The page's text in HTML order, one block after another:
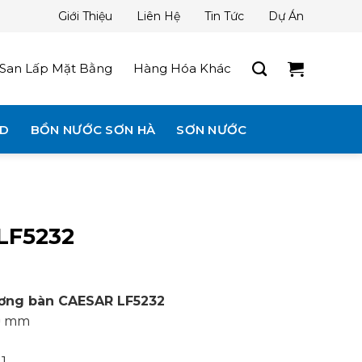
Giới Thiệu Liên Hệ Tin Tức Dự Án
San Lấp Mặt Bằng Hàng Hóa Khác
BỒN NƯỚC SƠN HÀ SƠN NƯỚC
bàn CAESAR LF5232
mm